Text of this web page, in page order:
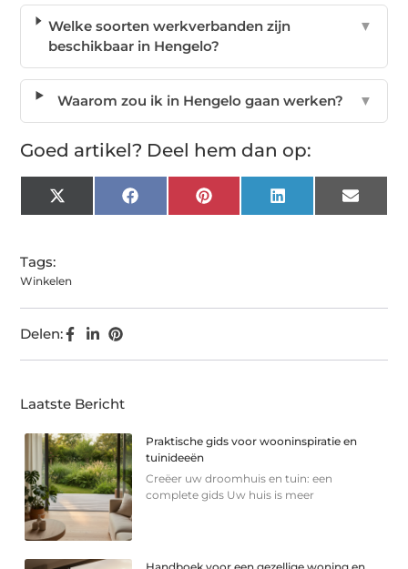
Welke soorten werkverbanden zijn
beschikbaar in Hengelo?
▼
Waarom zou ik in Hengelo gaan werken? ▼
Goed artikel? Deel hem dan op:
X
(Twitter)
Facebook Pinterest LinkedIn Email
Tags:
Winkelen
Delen:
Laatste Bericht
Praktische gids voor wooninspiratie en
tuinideeën
Creëer uw droomhuis en tuin: een
complete gids Uw huis is meer